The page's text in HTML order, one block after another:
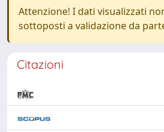
Attenzione! I dati visualizzati
sottoposti a validazione da
Citazioni